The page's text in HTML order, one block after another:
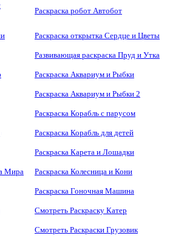
Раскраска робот Автобот
Раскраска открытка Сердце и Цветы
Развивающая раскраска Пруд и Утка
Раскраска Аквариум и Рыбки
Раскраска Аквариум и Рыбки 2
Раскраска Корабль с парусом
Раскраска Корабль для детей
Раскраска Карета и Лошадки
Мира Раскраска Колесница и Кони
Раскраска Гоночная Машина
Смотреть Раскраску Катер
Смотреть Раскраски Грузовик